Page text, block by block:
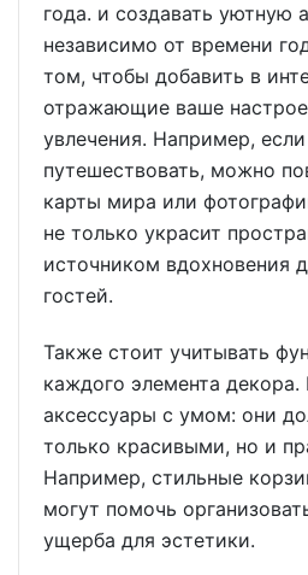
года. и создавать уютную
независимо от времени
том, чтобы добавить в
отражающие ваше
увлечения. Например,
путешествовать, можно
карты мира или
не только украсит
источником вдохновения
гостей.
Также стоит учитывать
каждого элемента
аксессуары с умом: они
только красивыми, но и
Например, стильные
могут помочь
ущерба для эстетики.